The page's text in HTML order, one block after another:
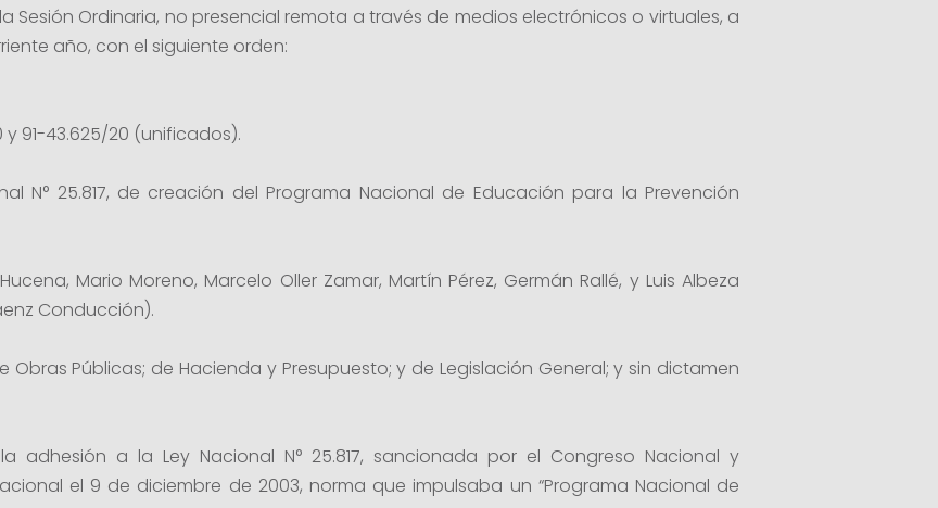
Sesión Ordinaria, no presencial remota a través de medios electrónicos o virtuales, a
año, con el siguiente orden:
y 91-43.625/20 (unificados).
N° 25.817, de creación del Programa Nacional de Educación para la Prevención
Mario Moreno, Marcelo Oller Zamar, Martín Pérez, Germán Rallé, y Luis Albeza
Conducción).
Públicas; de Hacienda y Presupuesto; y de Legislación General; y sin dictamen
adhesión a la Ley Nacional N° 25.817, sancionada por el Congreso Nacional y
el 9 de diciembre de 2003, norma que impulsaba un “Programa Nacional de